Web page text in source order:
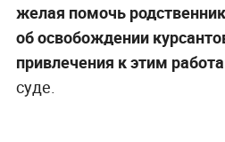
желая помочь
об освобождении
привлечения к этим
суде.